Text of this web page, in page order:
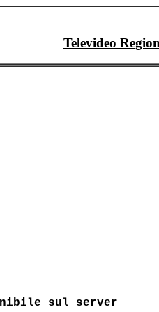
Televideo
sul server